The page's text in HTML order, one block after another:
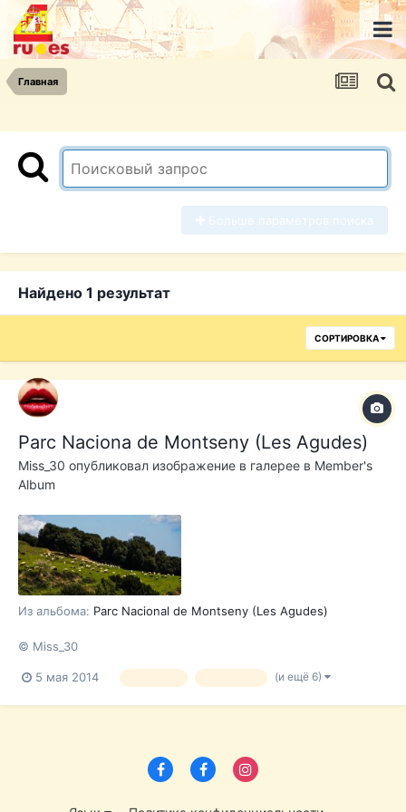
Главная
Найдено 1 результат
СОРТИРОВКА
Parc Naciona de Montseny (Les Agudes)
Miss_30 опубликовал изображение в галерее в Member's
Album
Из альбома: Parc Nacional de Montseny (Les Agudes)
© Miss_30
5 мая 2014 (и ещё 6)